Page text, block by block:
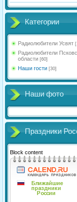
Категории
Радиолюбители Усвят
Радиолюбители
области [60]
Наши гости [30]
Наши фото
Праздники
Block content